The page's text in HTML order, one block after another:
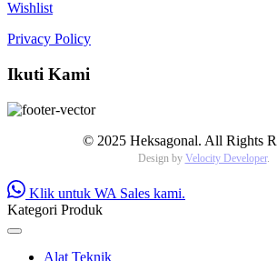
Wishlist
Privacy Policy
Ikuti Kami
© 2025 Heksagonal. All Rights
Design by Velocity Developer.
Klik untuk WA Sales kami.
Kategori Produk
Alat Teknik